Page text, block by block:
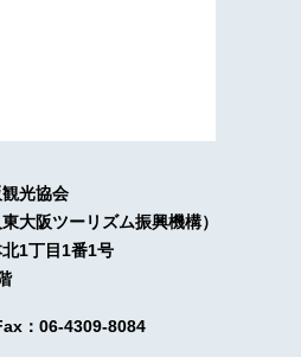
光協会
大阪ツーリズム振興機構）
1丁目1番1号
：06-4309-8084